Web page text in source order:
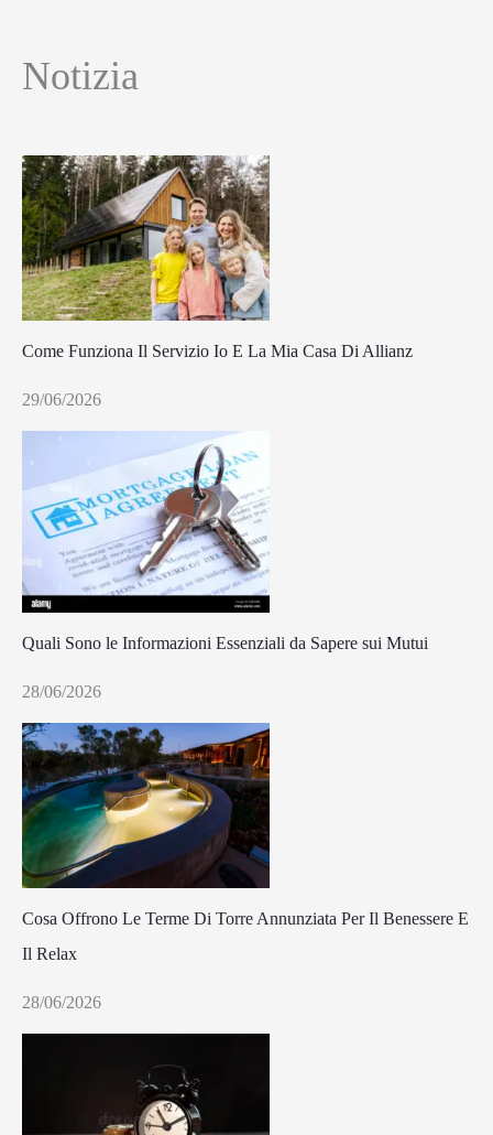
Notizia
Come Funziona Il Servizio Io E La Mia Casa Di Allianz
29/06/2026
Quali Sono le Informazioni Essenziali da Sapere sui Mutui
28/06/2026
Cosa Offrono Le Terme Di Torre Annunziata Per Il Benessere E
Il Relax
28/06/2026